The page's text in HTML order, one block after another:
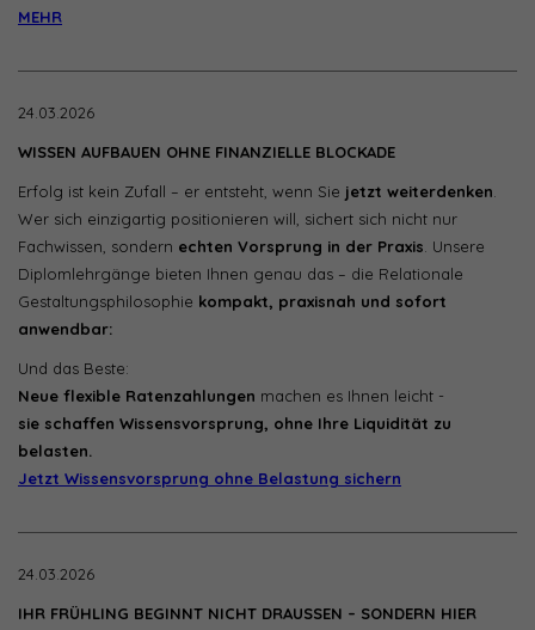
MEHR
24.03.2026
WISSEN AUFBAUEN OHNE FINANZIELLE BLOCKADE
Erfolg ist kein Zufall – er entsteht, wenn Sie jetzt weiterdenken
Wer sich einzigartig positionieren will, sichert sich nicht nur
Fachwissen, sondern echten Vorsprung in der Praxis . Unsere
Diplomlehrgänge bieten Ihnen genau das – die Relationale
Gestaltungsphilosophie kompakt, praxisnah und sofort
anwendbar:
Und das Beste:
Neue flexible Ratenzahlungen machen es Ihnen leicht -
sie schaffen Wissensvorsprung, ohne Ihre Liquidität zu
belasten.
Jetzt Wissensvorsprung ohne Belastung sichern
24.03.2026
IHR FRÜHLING BEGINNT NICHT DRAUSSEN – SONDERN HIER